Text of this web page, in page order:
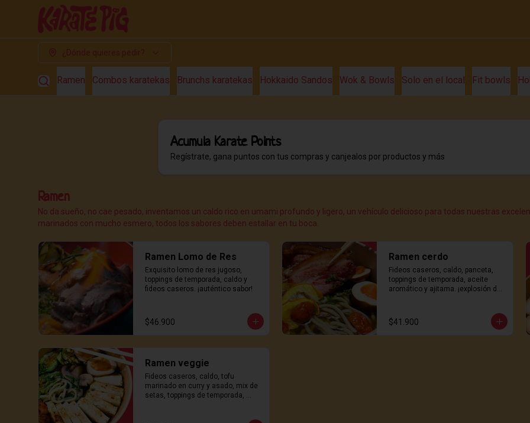
¿Dónde quieres pedir?
Ramen Combos karatekas Brunchs karatekas Hokkaido Sandos Wok & Bowls Solo en el local Fit bowls
Acumula Karate Points
Regístrate, gana puntos con tus compras y canjealos por productos y más
Ramen
No da sueño, no cae pesado, inventamos un caldo rico en umami profundo y ligero, un vehículo delicioso para todas nuestras
marinados con mucho esmero, todos los sabores deben estallar en tu boca.
Ramen Lomo de Res
Exquisito lomo de res jugoso,
toppings de temporada, caldo y
fideos caseros. ¡auténtico sabor!
$46.900
Ramen cerdo
Fideos caseros, caldo, panceta,
toppings de temporada, aceite
aromático y ajitama. ¡explosión de
$41.900
Ramen veggie
Fideos caseros, caldo, tofu
marinado en curry y asado, mix de
setas, toppings de temporada,